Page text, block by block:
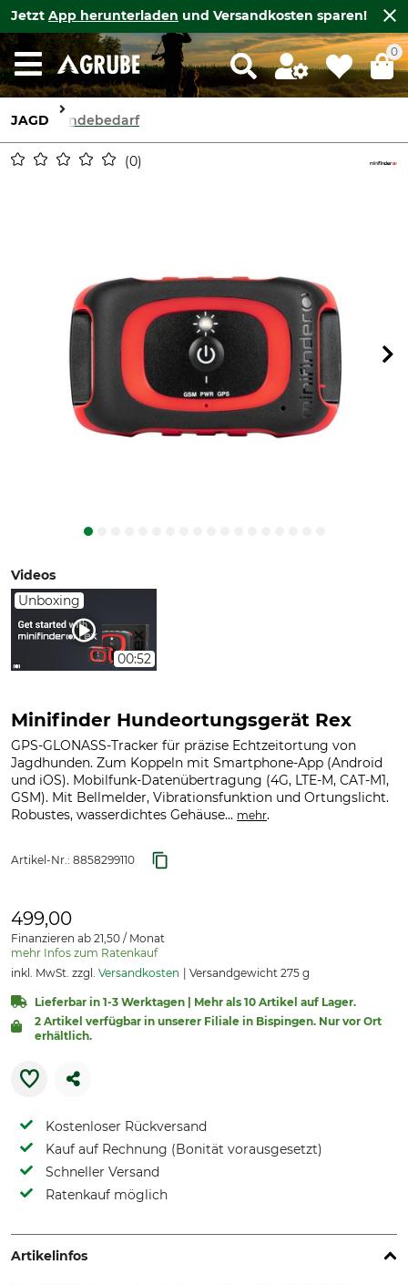
Jetzt App herunterladen und Versandkosten sparen!
0
JAGD Hundebedarf
0
Videos
Unboxing
00:52
Minifinder Hundeortungsgerät Rex
GPS-GLONASS-Tracker für präzise Echtzeitortung von
Jagdhunden. Zum Koppeln mit Smartphone-App (Android
und iOS). Mobilfunk-Datenübertragung (4G, LTE-M, CAT-M1,
GSM). Mit Bellmelder, Vibrationsfunktion und Ortungslicht.
Robustes, wasserdichtes Gehäuse... mehr.
Artikel-Nr.: 8858299110
499,00
Finanzieren ab 21,50 / Monat
mehr Infos zum Ratenkauf
inkl. MwSt. zzgl. Versandkosten Versandgewicht 275 g
Lieferbar in 1-3 Werktagen | Mehr als 10 Artikel auf Lager.
2 Artikel verfügbar in unserer Filiale in Bispingen. Nur vor Ort
erhältlich.
Kostenloser Rückversand
Kauf auf Rechnung (Bonität vorausgesetzt)
Schneller Versand
Ratenkauf möglich
Artikelinfos